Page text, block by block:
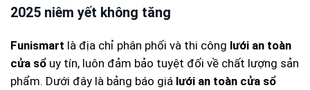
2025 niêm yết không tăng
Funismart là địa chỉ phân phối và thi công lưới an toàn
cửa sổ uy tín, luôn đảm bảo tuyệt đối về chất lượng sản
phẩm. Dưới đây là bảng báo giá lưới an toàn cửa sổ